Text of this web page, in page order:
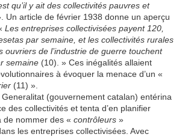
qu’il y ait des collectivités pauvres et
Un article de février 1938 donne un aperçu
Les entreprises collectivisées payent 120,
par semaine, et les collectivités rurales
ouvriers de l’industrie de guerre touchent
semaine (10). » Ces inégalités allaient
à évoquer la menace d’un «
(11) ».
(gouvernement catalan) entérina
des collectivités et tenta d’en planifier
de nommer des « contrôleurs »
les entreprises collectivisées. Avec